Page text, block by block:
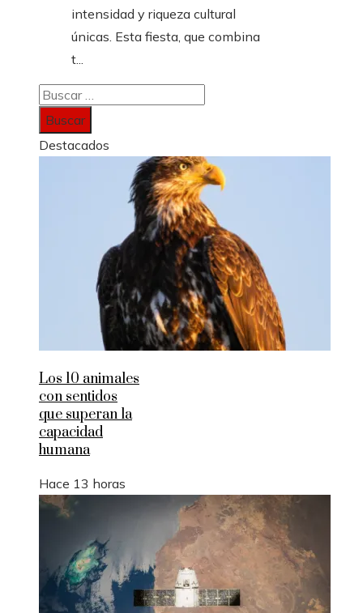
intensidad y riqueza cultural
únicas. Esta fiesta, que combina
t...
Buscar:
Destacados
Los 10 animales
con sentidos
que superan la
capacidad
humana
Hace 13 horas